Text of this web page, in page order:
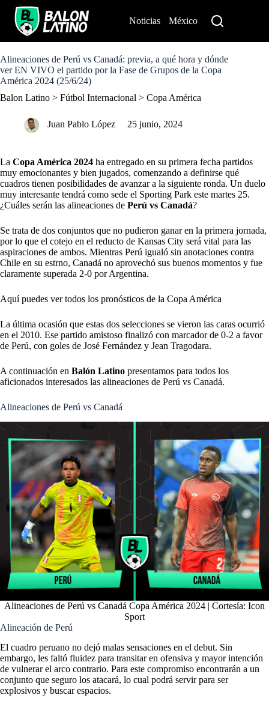
o
c
o
t
Noticias México
Alineaciones de Perú vs Canadá: previa, a qué hora y dónde
ver EN VIVO el partido por la Fase de Grupos de la Copa
América 2024 (25/6/24)
Balon Latino > Fútbol Internacional > Copa América
Juan Pablo López 25 junio, 2024
La Copa América 2024 ha entregado en su primera fecha partidos
muy emocionantes y bien jugados, comenzando a definirse qué
cuadros tienen posibilidades de avanzar a la siguiente ronda. Un duelo
muy interesante tendrá como sede el Sporting Park este martes 25.
¿Cuáles serán las alineaciones de Perú vs Canadá?
Se trata de dos conjuntos que no pudieron ganar en la primera jornada,
por lo que el cotejo en el reducto de Kansas City será vital para las
aspiraciones de ambos. Mientras Perú igualó sin anotaciones contra
Chile en su estrno, Canadá no aprovechó sus buenos momentos y fue
claramente superada 2-0 por Argentina.
Aquí puedes ver todos los pronósticos de la Copa América
La última ocasión que estas dos selecciones se vieron las caras ocurrió
en el 2010. Ese partido amistoso finalizó con marcador de 0-2 a favor
de Perú, con goles de José Fernández y Jean Tragodara.
A continuación en Balón Latino presentamos para todos los
aficionados interesados las alineaciones de Perú vs Canadá.
Alineaciones de Perú vs Canadá
Alineaciones de Perú vs Canadá Copa América 2024 | Cortesía: Icon
Sport
Alineación de Perú
El cuadro peruano no dejó malas sensaciones en el debut. Sin
embargo, les faltó fluidez para transitar en ofensiva y mayor intención
de vulnerar el arco contrario. Para este compromiso encontrarán a un
conjunto que seguro los atacará, lo cual podrá servir para ser
explosivos y buscar espacios.